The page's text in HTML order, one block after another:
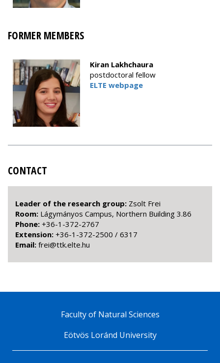
FORMER MEMBERS
Kiran Lakhchaura
postdoctoral fellow
ELTE webpage
CONTACT
Leader of the research group: Zsolt Frei
Room: Lágymányos Campus, Northern Building 3.86
Phone: +36-1-372-2767
Extension: +36-1-372-2500 / 6317
Email: uh.etle.ktt@ierf
Faculty of Natural Sciences
Eötvös Loránd University